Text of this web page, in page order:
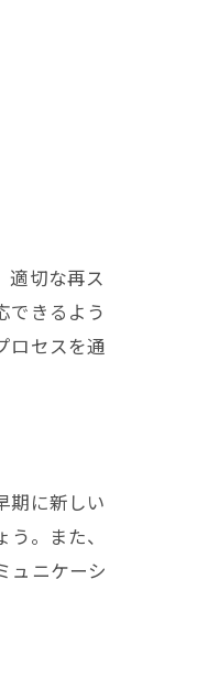
適切な再ス
できるよう
ロセスを通
期に新しい
。また、
ュニケーシ